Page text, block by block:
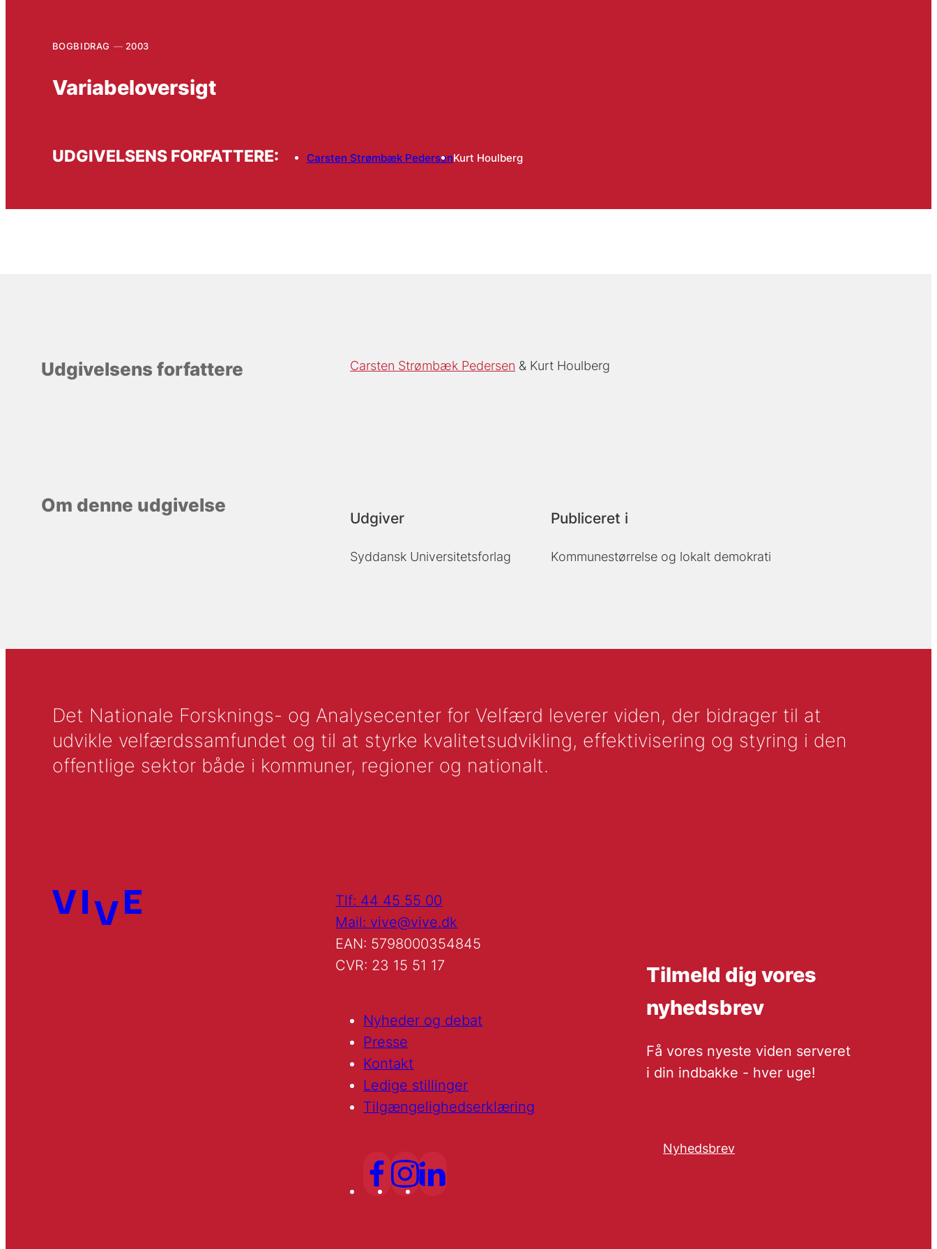
BOGBIDRAG 2003
Variabeloversigt
UDGIVELSENS FORFATTERE: Carsten Strømbæk PedersenKurt Houlberg
Udgivelsens forfattere Carsten Strømbæk Pedersen Kurt Houlberg
Om denne udgivelse
Udgiver
Syddansk Universitetsforlag
Publiceret i
Kommunestørrelse og lokalt demokrati
Det Nationale Forsknings- og Analysecenter for Velfærd leverer viden, der bidrager til at
udvikle velfærdssamfundet og til at styrke kvalitetsudvikling, effektivisering og styring i den
offentlige sektor både i kommuner, regioner og nationalt.
Tlf: 44 45 55 00
Mail: vive@vive.dk
EAN: 5798000354845
CVR: 23 15 51 17
Nyheder og debat
Presse
Kontakt
Ledige stillinger
Tilgængelighedserklæring
Tilmeld dig vores
nyhedsbrev
Få vores nyeste viden serveret
i din indbakke - hver uge!
Nyhedsbrev